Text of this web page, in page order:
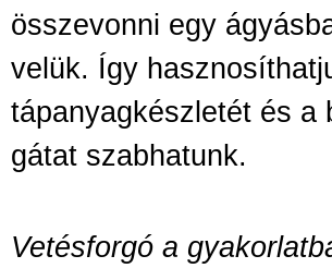
összevonni egy
velük. Így
tápanyagkészletét és a
gátat szabhatunk.
Vetésforgó a